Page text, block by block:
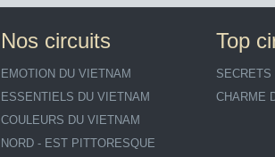
Nos circuits
EMOTION DU VIETNAM
ESSENTIELS DU VIETNAM
COULEURS DU VIETNAM
NORD - EST PITTORESQUE
Top
SECRETS
CHARME